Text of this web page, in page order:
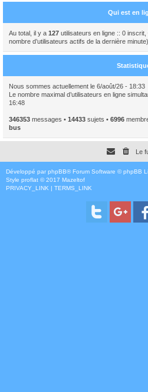
Qui est en
Au total, il y a 127 utilisateurs en ligne :: 0
nombre d’utilisateurs actifs de la dernière minute)
Nous sommes actuellement le 6/août/26 - 18:33
Le nombre maximal d’utilisateurs en ligne
16:48
346353 messages • 14433 sujets • 6996
bus
Le
Développé par phpBB® Forum Software © phpBB
Style proflat © 2017 Mazeltof
PRIVACY_LINK | TERMS_LINK